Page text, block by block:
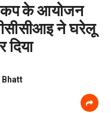
कप के आयोजन
ने घरेलू
Bhatt